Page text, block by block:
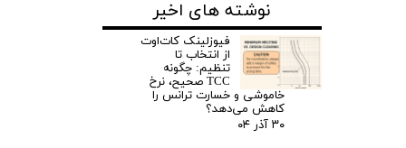
نوشته های اخیر
فیوزلینک کات‌اوت
از انتخاب تا
تنظیم: چگونه
TCC صحیح، نرخ
خاموشی و خسارت ترانس را
کاهش می‌دهد؟
۳۰ آذر ۰۴